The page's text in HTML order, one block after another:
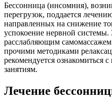
Бессонница (инсомния),
перегрузок, поддается
направленных на снижение
успокоение нервной системы.
расслабляющим
прочими методиками
рекомендуется ознакомиться
занятиям.
Лечение